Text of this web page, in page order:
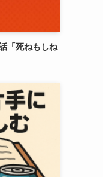
「死ねもしね